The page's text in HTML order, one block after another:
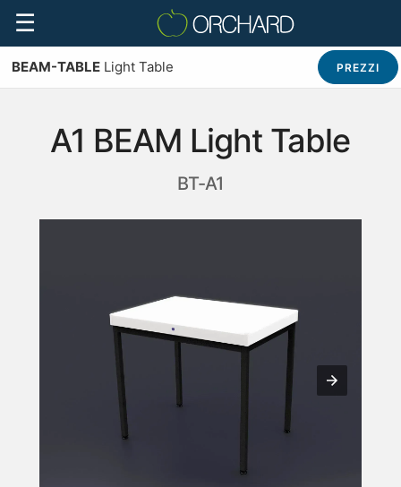
☰
BEAM-TABLE Light Table PREZZI
A1 BEAM Light Table
BT-A1